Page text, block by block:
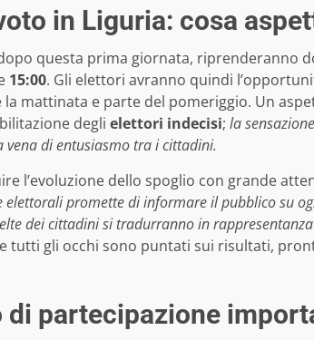
in Liguria: cosa
questa prima giornata, riprenderanno
15:00. Gli elettori avranno quindi
mattinata e parte del pomeriggio. Un
degli elettori indecisi; la
vena di entusiasmo tra i cittadini.
l’evoluzione dello spoglio con grande
elettorali promette di informare il pubblico su
dei cittadini si tradurranno in
e tutti gli occhi sono puntati sui risultati,
di partecipazione